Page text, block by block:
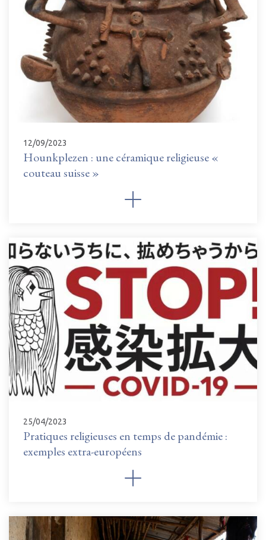
12/09/2023
Hounkplezen : une céramique religieuse «
couteau suisse »
25/04/2023
Pratiques religieuses en temps de pandémie :
exemples extra-européens